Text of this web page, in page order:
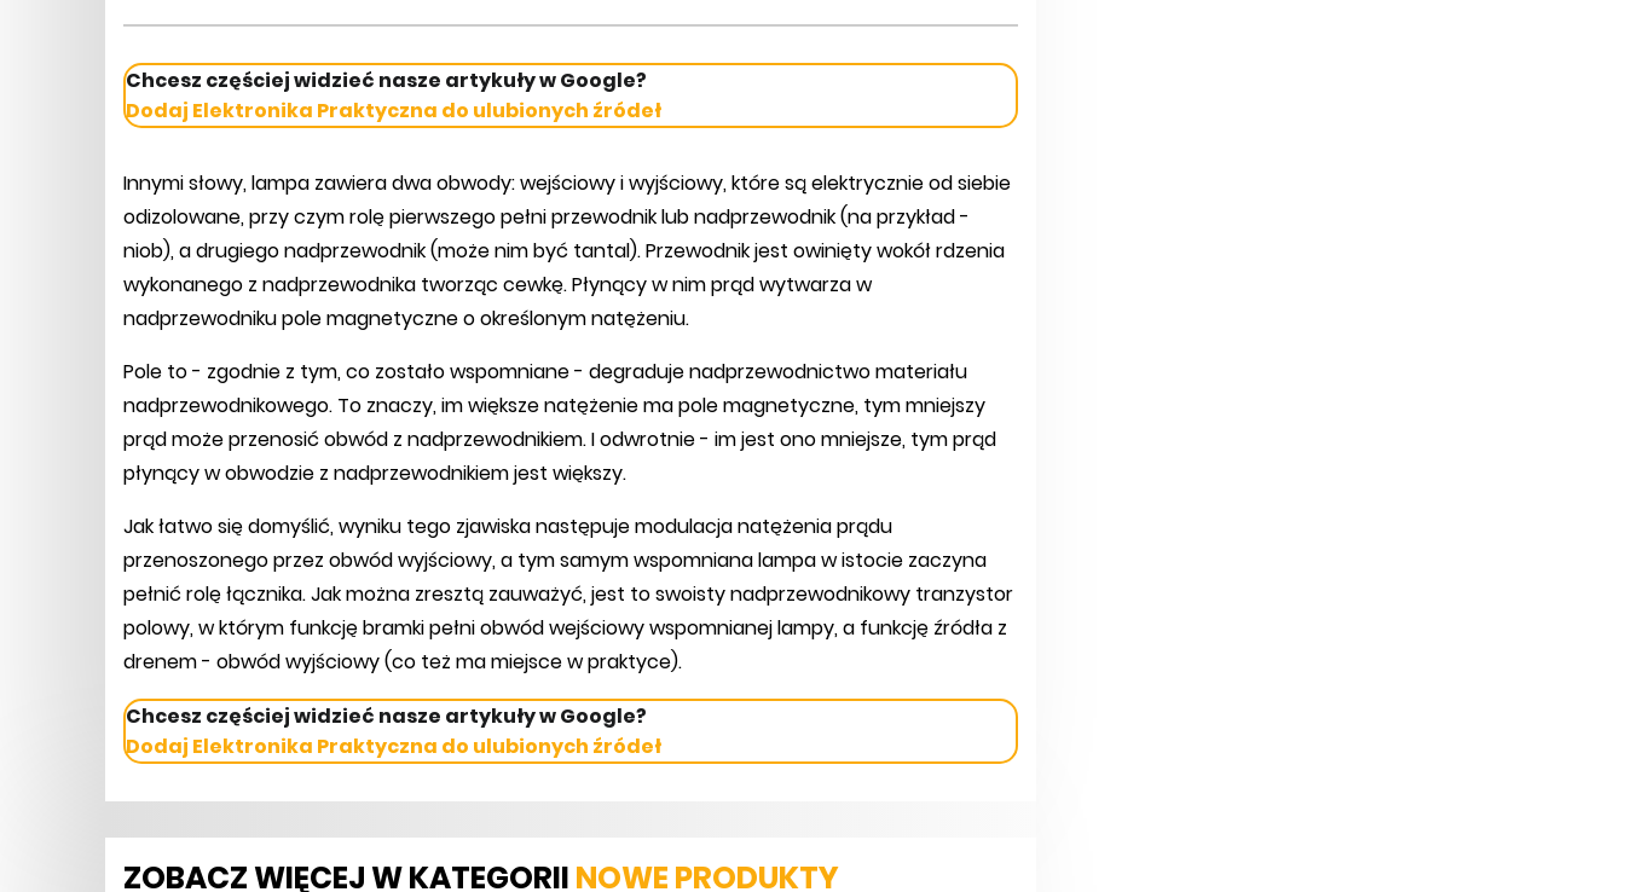
Chcesz częściej widzieć nasze artykuły w Google?
Dodaj Elektronika Praktyczna do ulubionych źródeł
Innymi słowy, lampa zawiera dwa obwody: wejściowy i wyjściowy, które są elektrycznie od siebie
odizolowane, przy czym rolę pierwszego pełni przewodnik lub nadprzewodnik (na przykład -
niob), a drugiego nadprzewodnik (może nim być tantal). Przewodnik jest owinięty wokół rdzenia
wykonanego z nadprzewodnika tworząc cewkę. Płynący w nim prąd wytwarza w
nadprzewodniku pole magnetyczne o określonym natężeniu.
Pole to - zgodnie z tym, co zostało wspomniane - degraduje nadprzewodnictwo materiału
nadprzewodnikowego. To znaczy, im większe natężenie ma pole magnetyczne, tym mniejszy
prąd może przenosić obwód z nadprzewodnikiem. I odwrotnie - im jest ono mniejsze, tym prąd
płynący w obwodzie z nadprzewodnikiem jest większy.
Jak łatwo się domyślić, wyniku tego zjawiska następuje modulacja natężenia prądu
przenoszonego przez obwód wyjściowy, a tym samym wspomniana lampa w istocie zaczyna
pełnić rolę łącznika. Jak można zresztą zauważyć, jest to swoisty nadprzewodnikowy tranzystor
polowy, w którym funkcję bramki pełni obwód wejściowy wspomnianej lampy, a funkcję źródła z
drenem - obwód wyjściowy (co też ma miejsce w praktyce).
Chcesz częściej widzieć nasze artykuły w Google?
Dodaj Elektronika Praktyczna do ulubionych źródeł
ZOBACZ WIĘCEJ W KATEGORII NOWE PRODUKTY